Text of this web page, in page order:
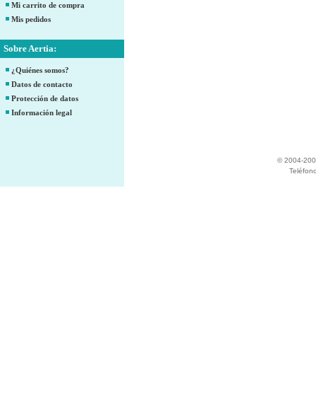
Mi carrito de compra
Mis pedidos
Sobre Aertia:
¿Quiénes somos?
Datos de contacto
Protección de datos
Información legal
© 2004-